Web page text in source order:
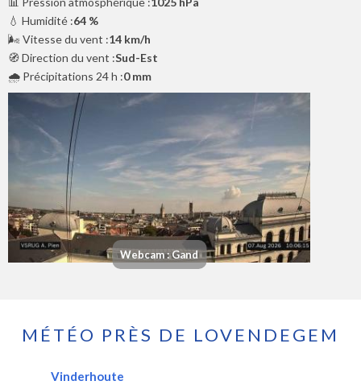
💧 Humidité :64 %
🌬️ Vitesse du vent :14 km/h
🧭 Direction du vent :Sud-Est
🌧️ Précipitations 24 h :0 mm
Webcam : Gand
MÉTÉO PRÈS DE LOVENDEGEM
Vinderhoute